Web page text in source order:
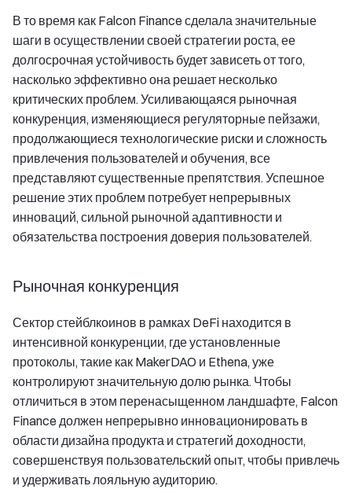
В то время как Falcon Finance сделала значительные
шаги в осуществлении своей стратегии роста, ее
долгосрочная устойчивость будет зависеть от того,
насколько эффективно она решает несколько
критических проблем. Усиливающаяся рыночная
конкуренция, изменяющиеся регуляторные пейзажи,
продолжающиеся технологические риски и сложность
привлечения пользователей и обучения, все
представляют существенные препятствия. Успешное
решение этих проблем потребует непрерывных
инноваций, сильной рыночной адаптивности и
обязательства построения доверия пользователей.
Рыночная конкуренция
Сектор стейблкоинов в рамках DeFi находится в
интенсивной конкуренции, где установленные
протоколы, такие как MakerDAO и Ethena, уже
контролируют значительную долю рынка. Чтобы
отличиться в этом перенасыщенном ландшафте, Falcon
Finance должен непрерывно инновационировать в
области дизайна продукта и стратегий доходности,
совершенствуя пользовательский опыт, чтобы привлечь
и удерживать лояльную аудиторию.